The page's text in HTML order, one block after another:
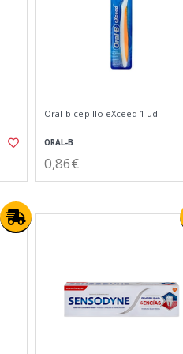
Oral-b cepillo eXceed 1 ud.
ORAL-B
0,86€